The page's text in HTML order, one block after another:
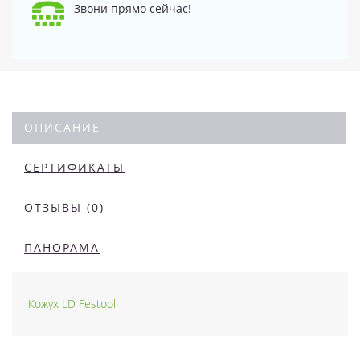
Звони прямо сейчас!
ОПИСАНИЕ
СЕРТИФИКАТЫ
ОТЗЫВЫ (0)
ПАНОРАМА
Кожух LD Festool